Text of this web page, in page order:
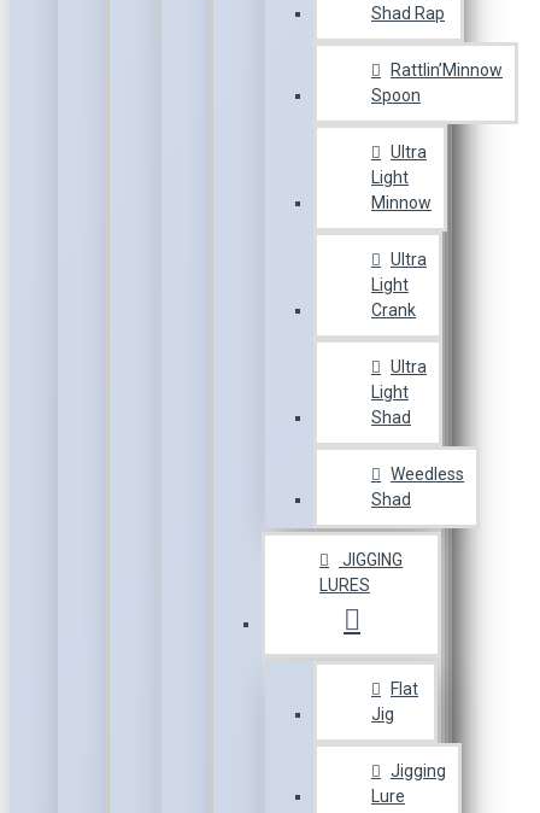
Shad Rap
Rattlin’Minnow
Spoon
Ultra
Light
Minnow
Ultra
Light
Crank
Ultra
Light
Shad
Weedless
Shad
JIGGING
LURES
Flat
Jig
Jigging
Lure